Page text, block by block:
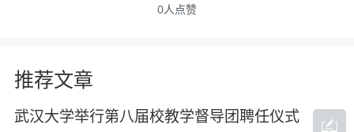
0人点赞
推荐文章
武汉大学举行第八届校教学督导团聘任仪式